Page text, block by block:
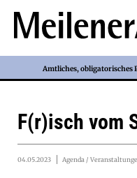
Amtliches, obligatorisches
F(r)isch vom
04.05.2023 Agenda /